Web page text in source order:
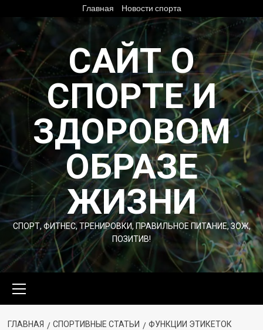
содержимому
Главная Новости спорта
САЙТ О
СПОРТЕ И
ЗДОРОВОМ
ОБРАЗЕ
ЖИЗНИ
СПОРТ, ФИТНЕС, ТРЕНИРОВКИ, ПРАВИЛЬНОЕ ПИТАНИЕ, ЗОЖ,
ПОЗИТИВ!
меню
ГЛАВНАЯ СПОРТИВНЫЕ СТАТЬИ ФУНКЦИИ ЭТИКЕТОК